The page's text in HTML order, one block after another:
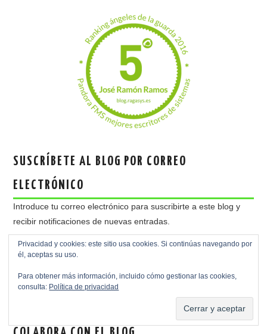
SUSCRÍBETE AL BLOG POR CORREO
ELECTRÓNICO
Introduce tu correo electrónico para suscribirte a este blog y
recibir notificaciones de nuevas entradas.
Dirección
de
SUSCRIBIR
Privacidad y cookies: este sitio usa cookies. Si continúas navegando por
él, aceptas su uso.
Para obtener más información, incluido cómo gestionar las cookies,
consulta: Política de privacidad